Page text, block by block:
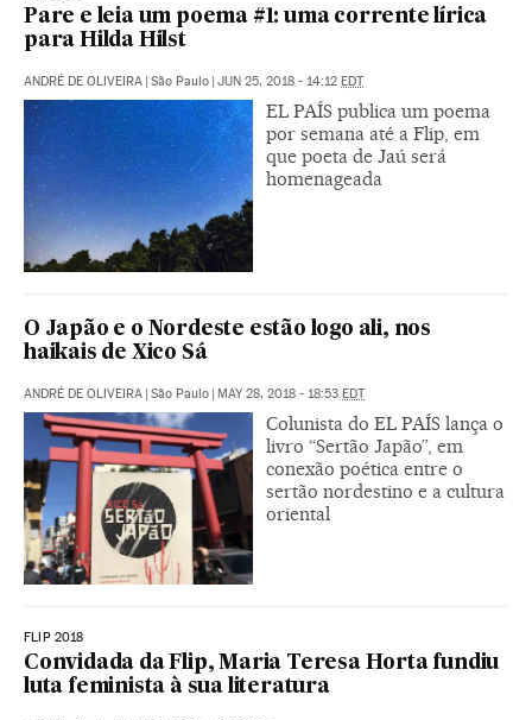
Pare e leia um poema #1: uma corrente lírica
para Hilda Hilst
ANDRÉ DE OLIVEIRA | São Paulo | JUN 25, 2018 - 14:12 EDT
EL PAÍS publica um poema
por semana até a Flip, em
que poeta de Jaú será
homenageada
O Japão e o Nordeste estão logo ali, nos
haikais de Xico Sá
ANDRÉ DE OLIVEIRA | São Paulo | MAY 28, 2018 - 18:53 EDT
Colunista do EL PAÍS lança o
livro “Sertão Japão”, em
conexão poética entre o
sertão nordestino e a cultura
oriental
FLIP 2018
Convidada da Flip, Maria Teresa Horta fundiu
luta feminista à sua literatura